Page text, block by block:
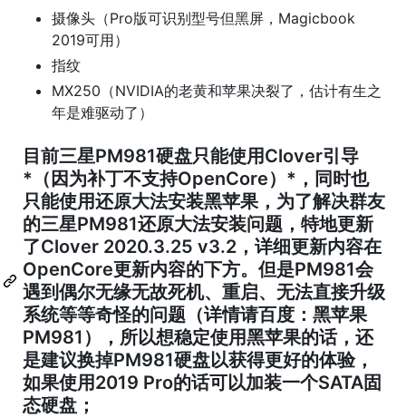
摄像头（Pro版可识别型号但黑屏，Magicbook
2019可用）
指纹
MX250（NVIDIA的老黄和苹果决裂了，估计有生之
年是难驱动了）
目前三星PM981硬盘只能使用Clover引导
*（因为补丁不支持OpenCore）*，同时也
只能使用还原大法安装黑苹果，为了解决群友
的三星PM981还原大法安装问题，特地更新
了Clover 2020.3.25 v3.2，详细更新内容在
OpenCore更新内容的下方。但是PM981会
遇到偶尔无缘无故死机、重启、无法直接升级
系统等等奇怪的问题（详情请百度：黑苹果
PM981），所以想稳定使用黑苹果的话，还
是建议换掉PM981硬盘以获得更好的体验，
如果使用2019 Pro的话可以加装一个SATA固
态硬盘；